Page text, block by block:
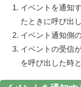
イベントを通知
たときに呼び出
イベント通知側
イベントの受信
を呼び出した時